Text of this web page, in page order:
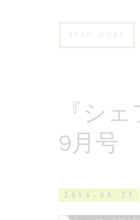
『シ
9月号
2016-09-25